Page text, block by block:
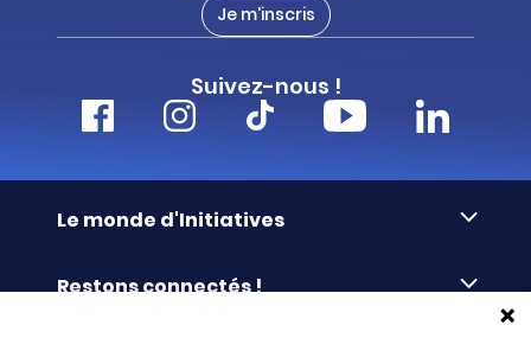
Je m'inscris
Suivez-nous !
Le monde d'Initiatives
Restons connectés !